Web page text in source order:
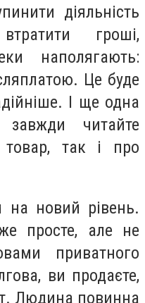
діяльність
гроші,
наполягають:
Це буде
І ще одна
читайте
так і про
новий рівень.
просте, але не
приватного
ви продаєте,
Людина повинна